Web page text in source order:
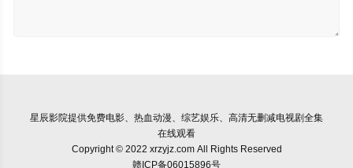
星辰影院提供免费电影、热血动漫、综艺娱乐、高清无删减电视剧全集
在线观看
Copyright © 2022 xrzyjz.com All Rights Reserved
赣ICP备06015896号